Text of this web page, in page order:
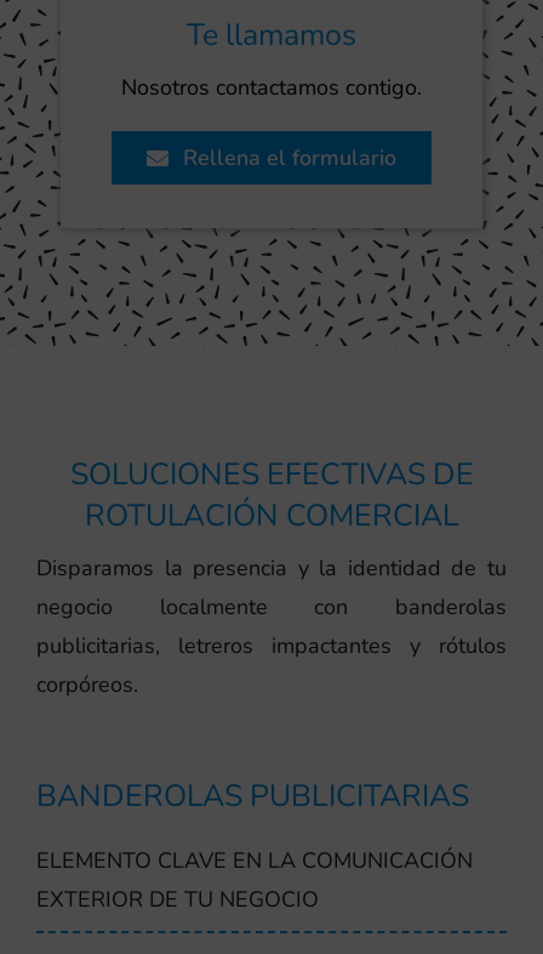
Te llamamos
Nosotros contactamos contigo.
Rellena el formulario
SOLUCIONES EFECTIVAS DE
ROTULACIÓN COMERCIAL
Disparamos la presencia y la identidad de tu
negocio localmente con banderolas
publicitarias, letreros impactantes y rótulos
corpóreos.
BANDEROLAS PUBLICITARIAS
ELEMENTO CLAVE EN LA COMUNICACIÓN
EXTERIOR DE TU NEGOCIO